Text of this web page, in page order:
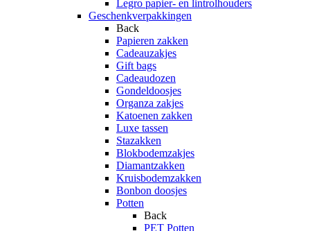
Legro papier- en lintrolhouders
Geschenkverpakkingen
Back
Papieren zakken
Cadeauzakjes
Gift bags
Cadeaudozen
Gondeldoosjes
Organza zakjes
Katoenen zakken
Luxe tassen
Stazakken
Blokbodemzakjes
Diamantzakken
Kruisbodemzakken
Bonbon doosjes
Potten
Back
PET Potten